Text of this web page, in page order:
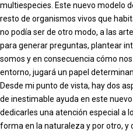
multiespecies. Este nuevo modelo
resto de organismos vivos que
no podía ser de otro modo, a las
para generar preguntas, plantear
somos y en consecuencia cómo
entorno, jugará un papel
Desde mi punto de vista, hay dos
de inestimable ayuda en este
dedicarles una atención especial a
forma en la naturaleza y por otro, y